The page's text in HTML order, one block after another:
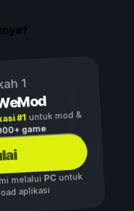
1
#1untuk mod &
game
melalui PCuntuk
aplikasi